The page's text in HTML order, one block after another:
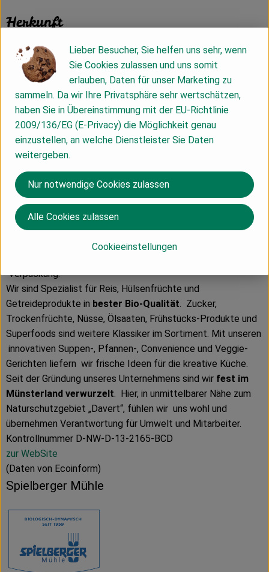
Herkunft
Hersteller: Davert
Midsona Deutschland GmbH
D 59387 Ascheberg
Mit35 Jahren Naturkosterfahrungstehen wir für den
kontrolliert biologischen Anbau, die kontinuierliche
Weiterentwicklung der Verarbeitungsverfahren, für
Transparenz, sorgfältige Kontrolle jeden Abschnitts und
Verpackung.
Wir sind Spezialist für Reis, Hülsenfrüchte und
Getreideprodukte in bester Bio-Qualität. Zucker,
Trockenfrüchte, Nüsse, Ölsaaten, Frühstücks-Produkte und
Superfoods sind weitere Klassiker im Sortiment. Mit unseren
innovativen Suppen-, Pfannen-, Convenience und Veggie-
Gerichten liefern wir frische Ideen für die kreative Küche.
Seit der Gründung unseres Unternehmens sind wir fest im
Münsterland verwurzelt. Hier, in unmittelbarer Nähe zum
Naturschutzgebiet „Davert“, fühlen wir uns wohl und
übernehmen Verantwortung für Umwelt und Mitarbeiter.
Kontrollnummer D-NW-D-13-2165-BCD
zur WebSite
(Daten von Ecoinform)
Spielberger Mühle
Lieber Besucher, Sie helfen uns sehr, wenn
Sie Cookies zulassen und uns somit
erlauben, Daten für unser Marketing zu
sammeln. Da wir Ihre Privatsphäre sehr wertschätzen,
haben Sie in Übereinstimmung mit der EU-Richtlinie
2009/136/EG (E-Privacy) die Möglichkeit genau
einzustellen, an welche Dienstleister Sie Daten
weitergeben.
Cookieeinstellungen
Nur notwendige Cookies zulassen
Alle Cookies zulassen